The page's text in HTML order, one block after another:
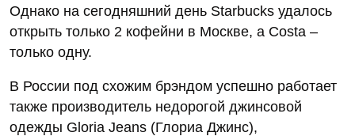
Однако на сегодняшний день Starbucks удалось
открыть только 2 кофейни в Москве, а Costa –
только одну.
В России под схожим брэндом успешно работает
также производитель недорогой джинсовой
одежды Gloria Jeans (Глориа Джинс),